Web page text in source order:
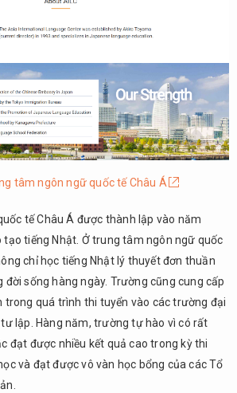
tâm ngôn ngữ quốc tế Châu Á
tế Châu Á được thành lập vào năm
tạo tiếng Nhật. Ở trung tâm ngôn ngữ quốc
chỉ học tiếng Nhật lý thuyết đơn thuần
sống hàng ngày. Trường cũng cung cấp
trong quá trình thi tuyển vào các trường đại
lập. Hàng năm, trường tự hào vì có rất
đạt được nhiều kết quả cao trong kỳ thi
và đạt được vô vàn học bổng của các Tổ